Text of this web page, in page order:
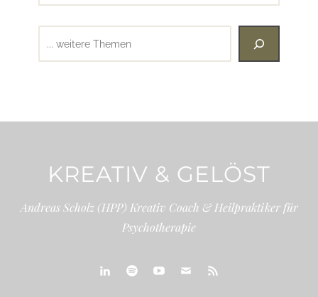
KREATIV & GELÖST
Andreas Scholz (HPP) Kreativ Coach & Heilpraktiker für
Psychotherapie